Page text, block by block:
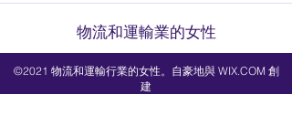
物流和運輸業的女性
©2021 物流和運輸行業的女性。自豪地與 WIX.COM 創
建